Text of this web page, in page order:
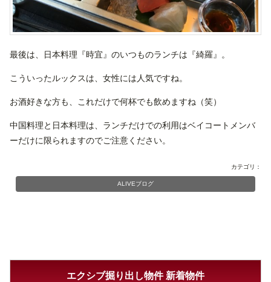
最後は、日本料理『時宜』のいつものランチは『綺羅』。
こういったルックスは、女性には人気ですね。
お酒好きな方も、これだけで何杯でも飲めますね（笑）
中国料理と日本料理は、ランチだけでの利用はベイコートメンバ
ーだけに限られますのでご注意ください。
カテゴリ：
ALIVEブログ
エクシブ掘り出し物件 新着物件